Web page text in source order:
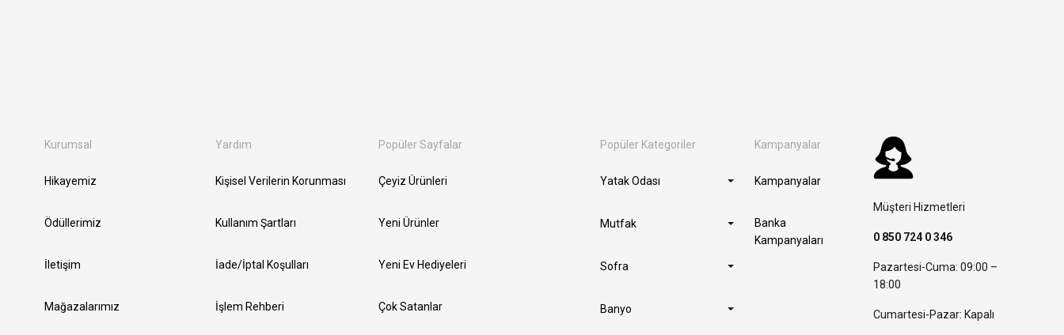
Kurumsal
Hikayemiz
Ödüllerimiz
İletişim
Mağazalarımız
Yardım
Kişisel Verilerin Korunması
Kullanım Şartları
İade/İptal Koşulları
İşlem Rehberi
Popüler Sayfalar
Çeyiz Ürünleri
Yeni Ürünler
Yeni Ev Hediyeleri
Çok Satanlar
Popüler Kategoriler
Yatak Odası
Mutfak
Sofra
Banyo
Kampanyalar
Kampanyalar
Banka
Kampanyaları
Müşteri Hizmetleri
0 850 724 0 346
Pazartesi-Cuma: 09:00 –
18:00
Cumartesi-Pazar: Kapalı